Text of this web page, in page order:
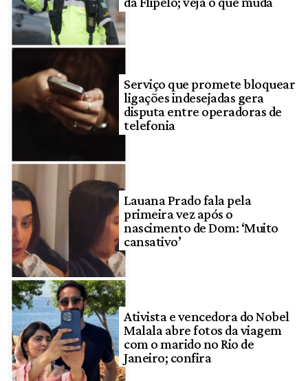
Serviço que promete bloquear
ligações indesejadas gera
disputa entre operadoras de
telefonia
Lauana Prado fala pela
primeira vez após o
nascimento de Dom: ‘Muito
cansativo’
Ativista e vencedora do Nobel
Malala abre fotos da viagem
com o marido no Rio de
Janeiro; confira